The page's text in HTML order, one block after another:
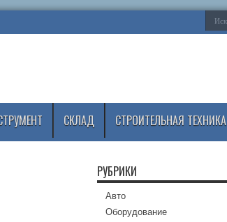
СКЛАД СТРОИТЕЛЬНАЯ ТЕХНИКА
РУБРИКИ
Авто
Оборудование